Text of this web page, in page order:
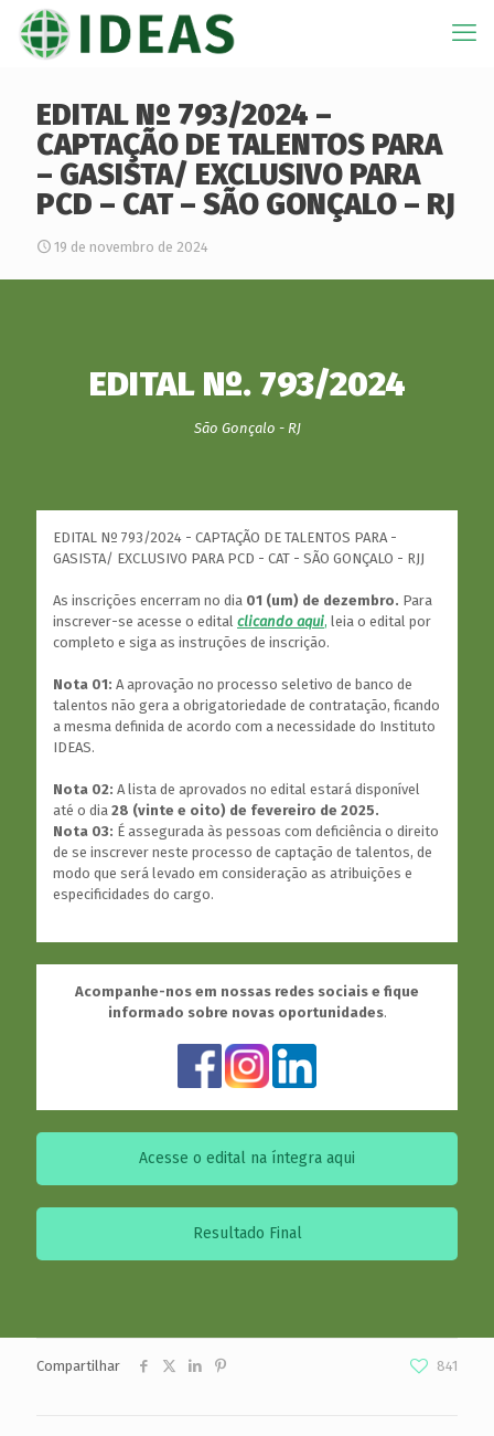
EDITAL Nº 793/2024 –
CAPTAÇÃO DE TALENTOS PARA
– GASISTA/ EXCLUSIVO PARA
PCD – CAT – SÃO GONÇALO – RJ
19 de novembro de 2024
EDITAL Nº. 793/2024
São Gonçalo - RJ
EDITAL Nº 793/2024 - CAPTAÇÃO DE TALENTOS PARA -
GASISTA/ EXCLUSIVO PARA PCD - CAT - SÃO GONÇALO - RJJ
As inscrições encerram no dia 01 (um) de dezembro. Para
inscrever-se acesse o edital clicando aqui, leia o edital por
completo e siga as instruções de inscrição.
Nota 01: A aprovação no processo seletivo de banco de
talentos não gera a obrigatoriedade de contratação, ficando
a mesma definida de acordo com a necessidade do Instituto
IDEAS.
Nota 02: A lista de aprovados no edital estará disponível
até o dia 28 (vinte e oito) de fevereiro de 2025.
Nota 03: É assegurada às pessoas com deficiência o direito
de se inscrever neste processo de captação de talentos, de
modo que será levado em consideração as atribuições e
especificidades do cargo.
Acompanhe-nos em nossas redes sociais e fique
informado sobre novas oportunidades.
Acesse o edital na íntegra aqui
Resultado Final
Compartilhar 841